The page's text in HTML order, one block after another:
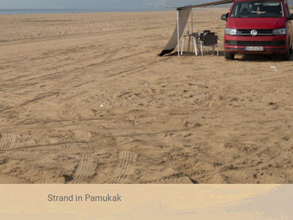
Strand in Pamukak